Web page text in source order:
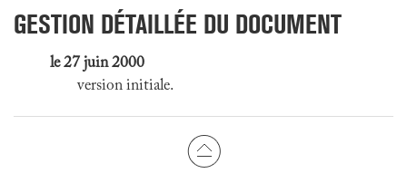
GESTION DÉTAILLÉE DU DOCUMENT
le 27 juin 2000
version initiale.